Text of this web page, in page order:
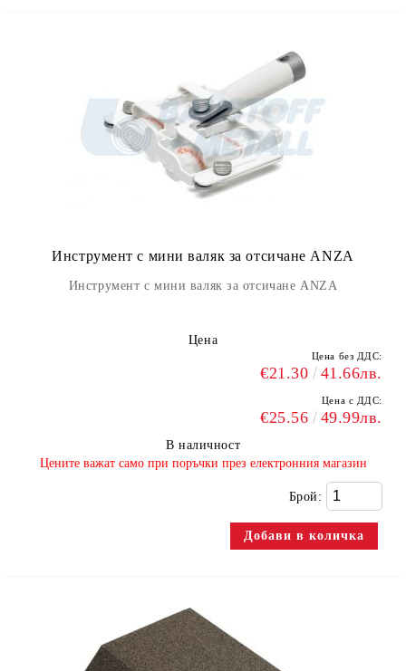
Инструмент с мини валяк за отсичане ANZA
Инструмент с мини валяк за отсичане ANZA
Цена
Цена без ДДС:
€21.30 41.66лв.
Цена с ДДС:
€25.56 49.99лв.
В наличност
​Цените важат само при поръчки през електронния магазин
Брой: